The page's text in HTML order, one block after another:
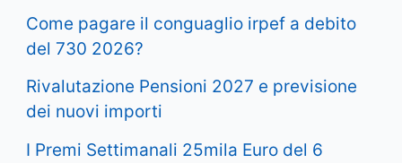
Come pagare il conguaglio irpef a debito
del 730 2026?
Rivalutazione Pensioni 2027 e previsione
dei nuovi importi
I Premi Settimanali 25mila Euro del 6